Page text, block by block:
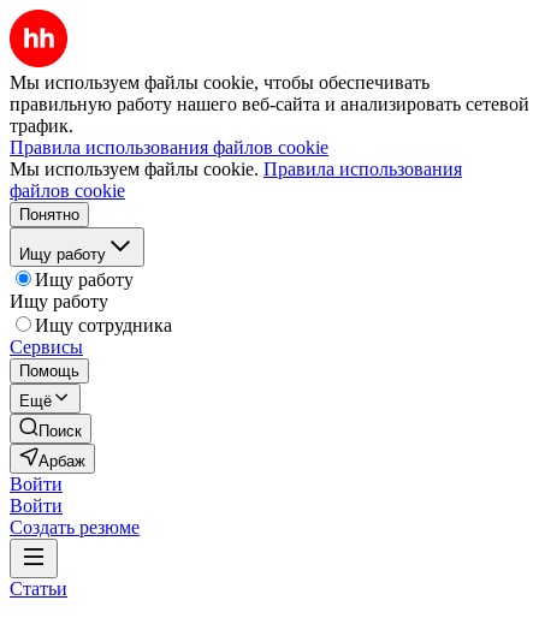
Мы используем файлы cookie, чтобы обеспечивать
правильную работу нашего веб-сайта и анализировать сетевой
трафик.
Правила использования файлов cookie
Мы используем файлы cookie. Правила использования
файлов cookie
Понятно
Ищу работу
Ищу работу
Ищу работу
Ищу сотрудника
Сервисы
Помощь
Ещё
Поиск
Арбаж
Войти
Войти
Создать резюме
Статьи